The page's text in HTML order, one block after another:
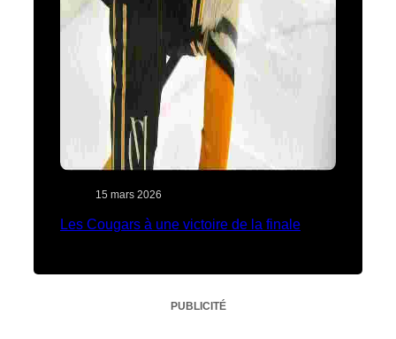
15 mars 2026
Les Cougars à une victoire de la finale
PUBLICITÉ